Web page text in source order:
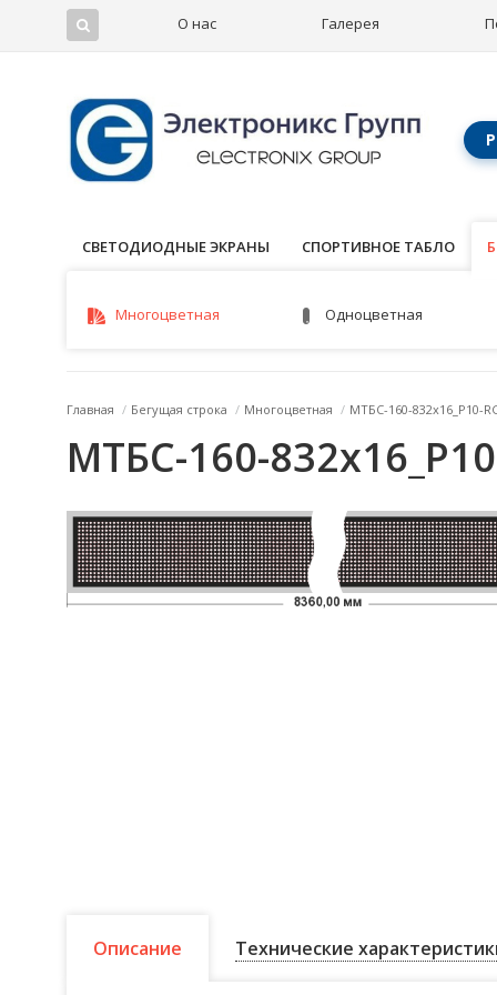
О нас Галерея
СВЕТОДИОДНЫЕ ЭКРАНЫ СПОРТИВНОЕ ТАБЛО
Многоцветная Одноцветная
Главная / Бегущая строка / Многоцветная / МТБС-160-832x16_P10-
МТБС-160-
Описание Технические